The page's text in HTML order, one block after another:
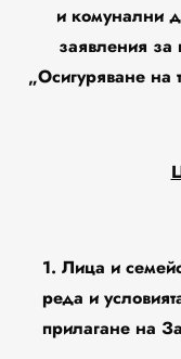
и комунални
заявления за
„Осигуряване
1. Лица и
реда и
прилагане на